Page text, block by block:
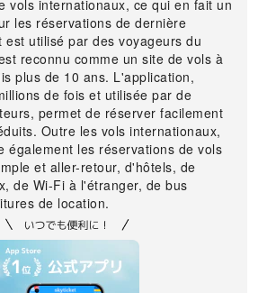
vols internationaux, ce qui en fait un
les réservations de dernière
est utilisé par des voyageurs du
reconnu comme un site de vols à
plus de 10 ans. L'application,
de fois et utilisée par de
permet de réserver facilement
Outre les vols internationaux,
également les réservations de vols
et aller-retour, d'hôtels, de
de Wi-Fi à l'étranger, de bus
de location.